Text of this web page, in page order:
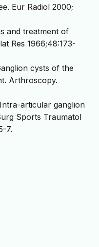
Eur Radiol 2000;
and treatment of
Res 1966;48:173-
cysts of the
Arthroscopy.
articular ganglion
Sports Traumatol
7.